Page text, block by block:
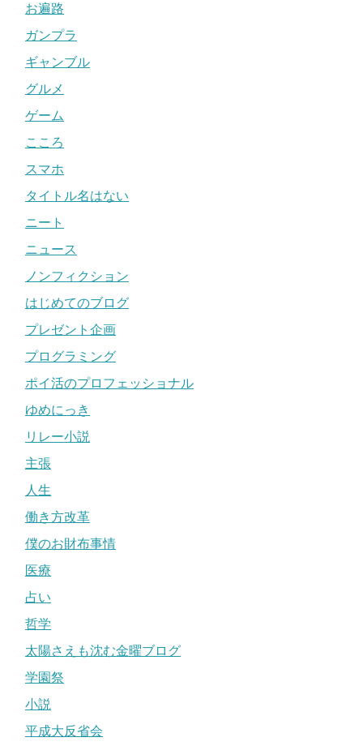
お遍路
ガンプラ
ギャンブル
グルメ
ゲーム
こころ
スマホ
タイトル名はない
ニート
ニュース
ノンフィクション
はじめてのブログ
プレゼント企画
プログラミング
ポイ活のプロフェッショナル
ゆめにっき
リレー小説
主張
人生
働き方改革
僕のお財布事情
医療
占い
哲学
太陽さえも沈む金曜ブログ
学園祭
小説
平成大反省会